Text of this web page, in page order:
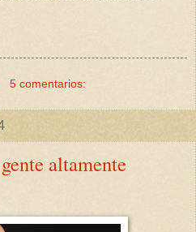
5 comentarios:
altamente